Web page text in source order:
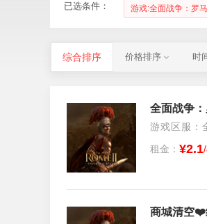
已选条件： 游戏:全面战争：罗
综合排序 价格排序 时
游戏区服：
租金： ¥2.1
商城清空❤️